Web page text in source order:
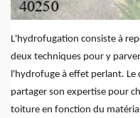
L'hydrofugation consiste à
deux techniques pour y
l'hydrofuge à effet perlant. Le
partager son expertise pour
toiture en fonction du